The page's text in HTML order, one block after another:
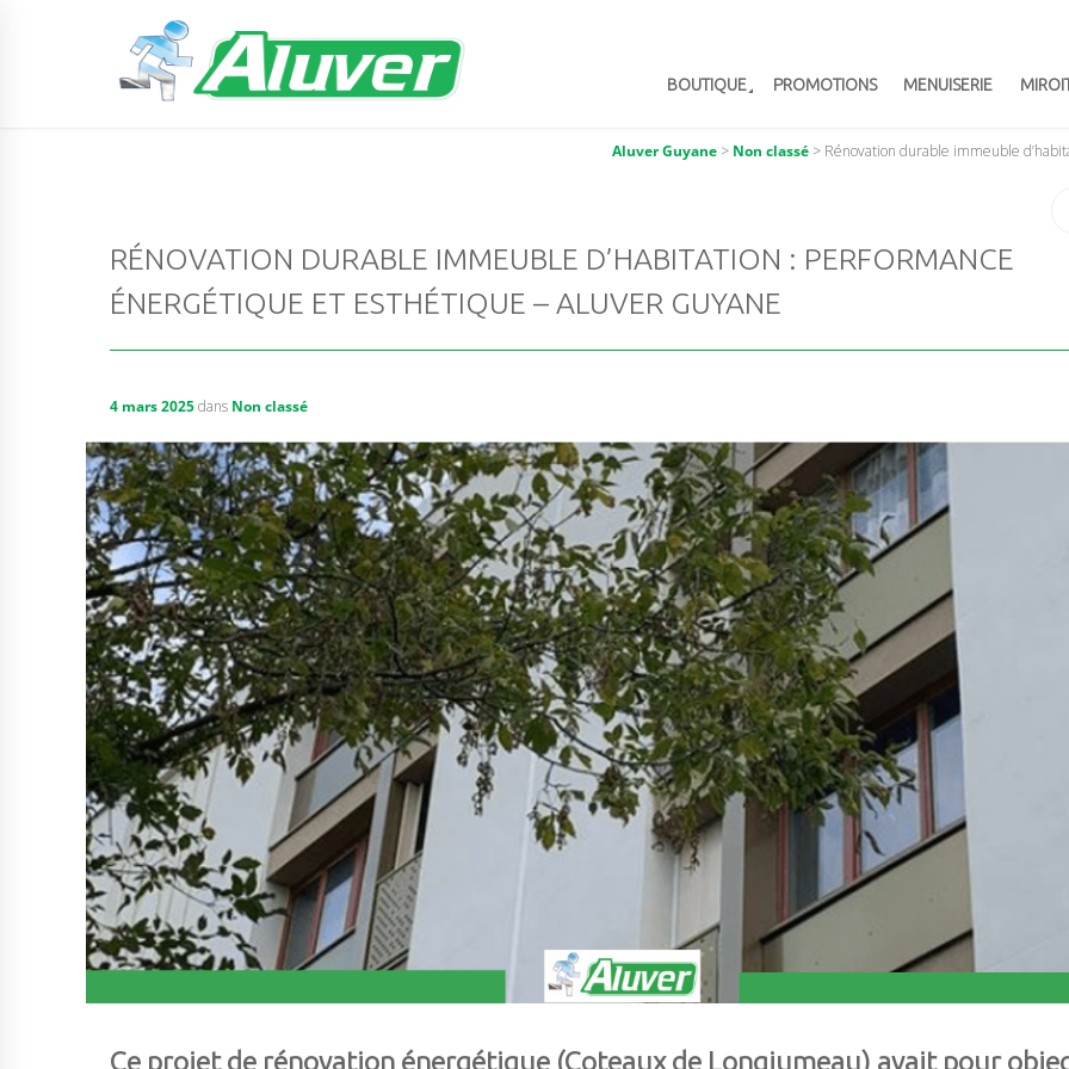
BOUTIQUE PROMOTIONS MENUISERIE
Aluver Guyane > Non classé > Rénovation durable immeuble
RÉNOVATION DURABLE IMMEUBLE D’HABITATION : PERFORMANCE
ÉNERGÉTIQUE ET ESTHÉTIQUE – ALUVER GUYANE
4 mars 2025dans Non classé
Ce projet de rénovation énergétique (Coteaux de Longjumeau) avait pour